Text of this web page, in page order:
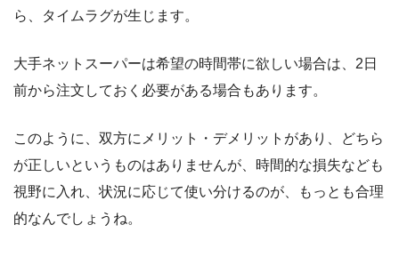
ら、タイムラグが生じます。
大手ネットスーパーは希望の時間帯に欲しい場合は、2日
前から注文しておく必要がある場合もあります。
このように、双方にメリット・デメリットがあり、どちら
が正しいというものはありませんが、時間的な損失なども
視野に入れ、状況に応じて使い分けるのが、もっとも合理
的なんでしょうね。